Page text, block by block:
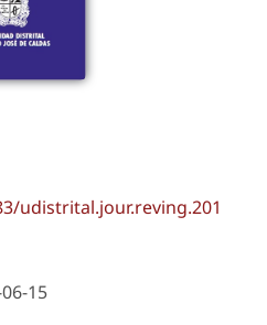
udistrital.jour.reving.201
15